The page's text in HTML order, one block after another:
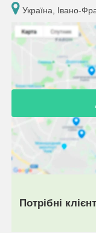
Україна, Івано-
Потрібні